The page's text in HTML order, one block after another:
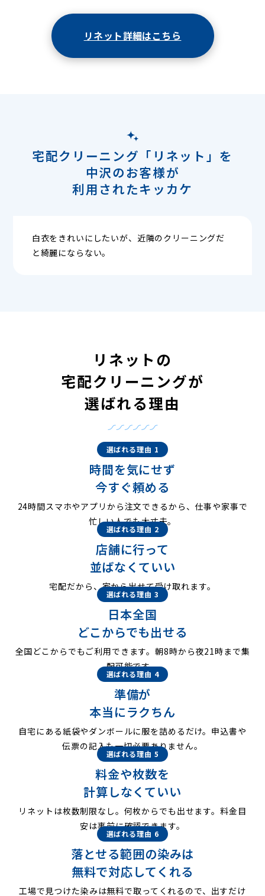
リネット詳細はこちら
宅配クリーニング「リネット」を
中沢のお客様が
利用されたキッカケ
白衣をきれいにしたいが、近隣のクリーニングだ
と綺麗にならない。
リネットの
宅配クリーニングが
選ばれる理由
選ばれる理由 1
時間を気にせず
今すぐ頼める
24時間スマホやアプリから注文できるから、仕事や家事で
忙しい人でも大丈夫。
選ばれる理由 2
店舗に行って
並ばなくていい
宅配だから、家から出せて受け取れます。
選ばれる理由 3
日本全国
どこからでも出せる
全国どこからでもご利用できます。朝8時から夜21時まで集
配可能です。
選ばれる理由 4
準備が
本当にラクちん
自宅にある紙袋やダンボールに服を詰めるだけ。申込書や
伝票の記入も一切必要ありません。
選ばれる理由 5
料金や枚数を
計算しなくていい
リネットは枚数制限なし。何枚からでも出せます。料金目
安は事前に確認できます。
選ばれる理由 6
落とせる範囲の染みは
無料で対応してくれる
工場で見つけた染みは無料で取ってくれるので、出すだけ